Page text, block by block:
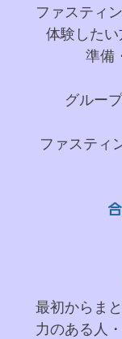
ファスティ
体験したい
準備
グルー
ファスティ
最初からま
力のある人